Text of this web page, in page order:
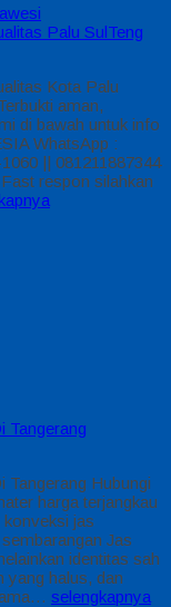
Palu SulTeng
Kota Palu
aman,
di bawah untuk info
WhatsApp :
|| 081211887344
respon silahkan
Tangerang
Tangerang Hubungi
harga terjangkau
jas
Jas
identitas sah
yang halus, dan
selengkapnya